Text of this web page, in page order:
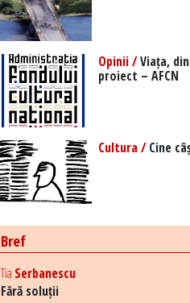
Opinii /Viața,
proiect – AFCN
Cultura /Cine
Bref
Tia Serbanescu
Fără soluții